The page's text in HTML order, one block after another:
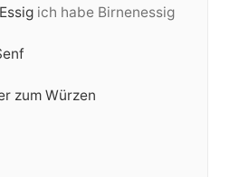
ich habe Birnenessig
zum Würzen